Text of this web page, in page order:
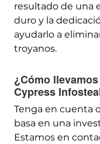
resultado de una
duro y la
ayudarlo a
troyanos.
¿Cómo
Cypress
Tenga en cuenta
basa en una
Estamos en